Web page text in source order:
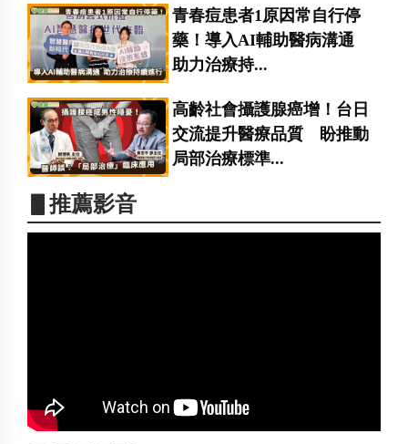
青春痘患者1原因常自行停
藥！導入AI輔助醫病溝通
助力治療持...
高齡社會攝護腺癌增！台日
交流提升醫療品質 盼推動
局部治療標準...
▋推薦影音